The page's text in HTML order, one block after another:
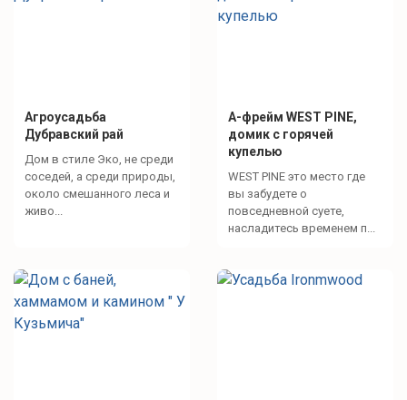
Агроусадьба
Дубравский рай
Дом в стиле Эко, не среди
соседей, а среди природы,
около смешанного леса и
живо...
А-фрейм WEST PINE,
домик с горячей
купелью
WEST PINE это место где
вы забудете о
повседневной суете,
насладитесь временем п...